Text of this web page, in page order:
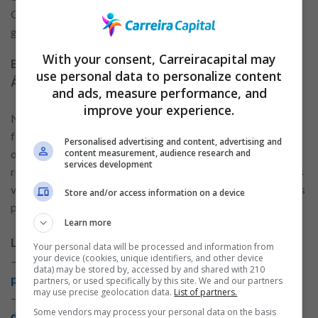
Comparar as condições oferecidas por cada sistema pode
garantir uma decisão mais vantajosa.
Benefícios de programas habitacionais no Brasil e na
África
No Brasil, programas como o Minha Casa Minha Vida
facilitam o acesso à moradia para famílias de baixa renda,
oferecendo subsídios governamentais e taxas de juros
reduzidas. Em alguns países africanos, há iniciativas similares
voltadas para a habitação acessível, muitas vezes financiadas
por governos ou por instituições internacionais.
Leia mais conteúdos relacionados:
–
Como organizar suas finanças com um empréstimo
pessoal
–
Quais são as principais modalidades de empréstimo
With your consent, Carreiracapital may
use personal data to personalize content
and ads, measure performance, and
improve your experience.
Personalised advertising and content, advertising and
content measurement, audience research and
services development
Store and/or access information on a device
Learn more
Your personal data will be processed and information from
your device (cookies, unique identifiers, and other device
data) may be stored by, accessed by and shared with 210
partners, or used specifically by this site. We and our partners
may use precise geolocation data. List of partners.
Some vendors may process your personal data on the basis